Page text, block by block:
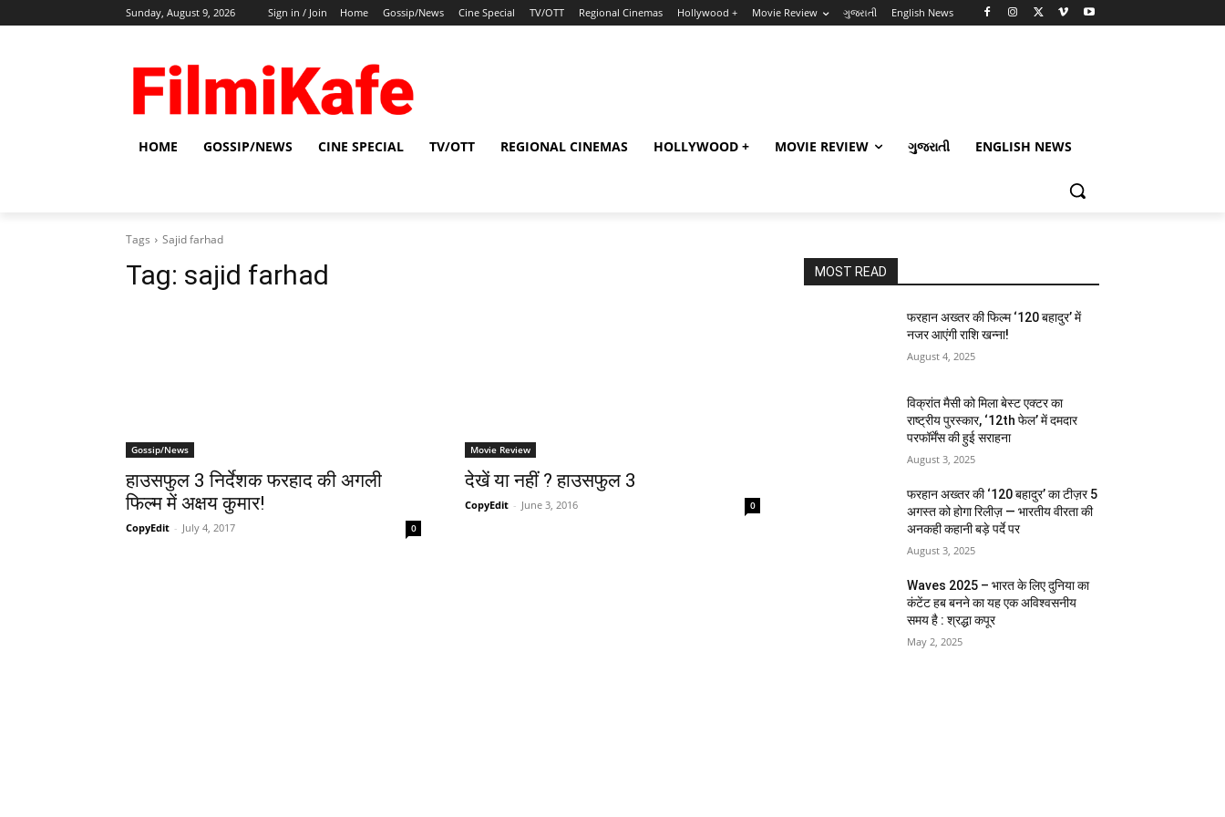
Sunday, August 9, 2026 Sign in / Join Home Gossip/News Cine Special TV/OTT Regional Cinemas Hollywood + Movie Review ગુજરાતી English News
HOME GOSSIP/NEWS CINE SPECIAL TV/OTT REGIONAL CINEMAS HOLLYWOOD + MOVIE REVIEW ગુજરાતી ENGLISH NEWS
Tags Sajid farhad
Tag: sajid farhad
Gossip/News
हाउसफुल 3 निर्देशक फरहाद की अगली
फिल्‍म में अक्षय कुमार!
CopyEdit - July 4, 2017 0
Movie Review
देखें या नहीं ? हाउसफुल 3
CopyEdit - June 3, 2016 0
MOST READ
फरहान अख्तर की फिल्म ‘120 बहादुर’ में
नजर आएंगी राशि खन्ना!
August 4, 2025
विक्रांत मैसी को मिला बेस्ट एक्टर का
राष्ट्रीय पुरस्कार, ‘12th फेल’ में दमदार
परफॉर्मेंस की हुई सराहना
August 3, 2025
फरहान अख्तर की ‘120 बहादुर’ का टीज़र 5
अगस्त को होगा रिलीज़ — भारतीय वीरता की
अनकही कहानी बड़े पर्दे पर
August 3, 2025
Waves 2025 – भारत के लिए दुनिया का
कंटेंट हब बनने का यह एक अविश्वसनीय
समय है : श्रद्धा कपूर
May 2, 2025